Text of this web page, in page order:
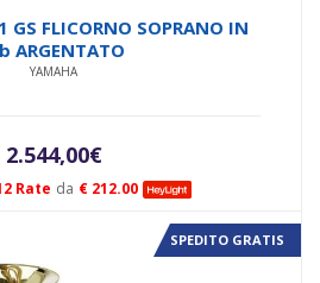
Rate da € 212.00
GS FLICORNO SOPRANO IN
ARGENTATO
YAMAHA
2.544,00€
SPEDITO GRATIS